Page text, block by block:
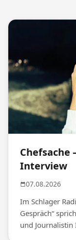
Chefsache
Interview
07.08.2026
Im Schlager
Gespräch“
und Journalistin